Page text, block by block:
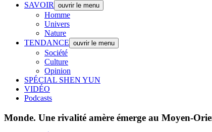
SAVOIR
ouvrir le menu
Homme
Univers
Nature
TENDANCE ouvrir le menu
Société
Culture
Opinion
SPÉCIAL SHEN YUN
VIDÉO
Podcasts
Monde. Une rivalité amère émerge au Moyen-